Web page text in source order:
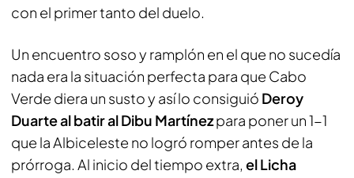
con el primer tanto del duelo.
Un encuentro soso y ramplón en el que no sucedía
nada era la situación perfecta para que Cabo
Verde diera un susto y así lo consiguió Deroy
Duarte al batir al Dibu Martínezpara poner un 1-1
que la Albiceleste no logró romper antes de la
prórroga. Al inicio del tiempo extra, el Licha